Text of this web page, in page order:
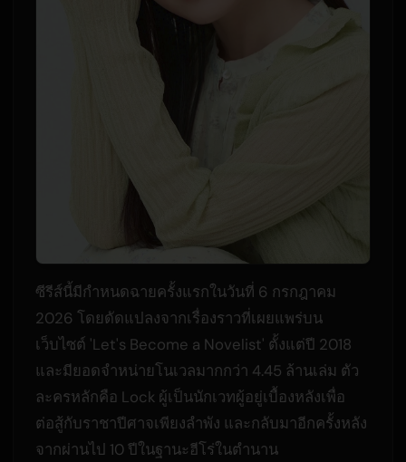
ซีรีส์นี้มีกำหนดฉายครั้งแรกในวันที่ 6 กรกฎาคม
2026 โดยดัดแปลงจากเรื่องราวที่เผยแพร่บน
เว็บไซต์ 'Let's Become a Novelist' ตั้งแต่ปี 2018
และมียอดจำหน่ายโนเวลมากกว่า 4.45 ล้านเล่ม ตัว
ละครหลักคือ Lock ผู้เป็นนักเวทผู้อยู่เบื้องหลังเพื่อ
ต่อสู้กับราชาปีศาจเพียงลำพัง และกลับมาอีกครั้งหลัง
จากผ่านไป 10 ปีในฐานะฮีโร่ในตำนาน